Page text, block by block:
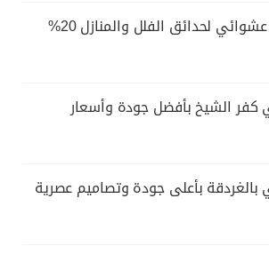
تركيب حجر أرضيات عشوائي لحدائق الفلل والمنازل 20%
الشيخ بأفضل جودة وأسعار
بأعلى جودة وتصاميم عصرية